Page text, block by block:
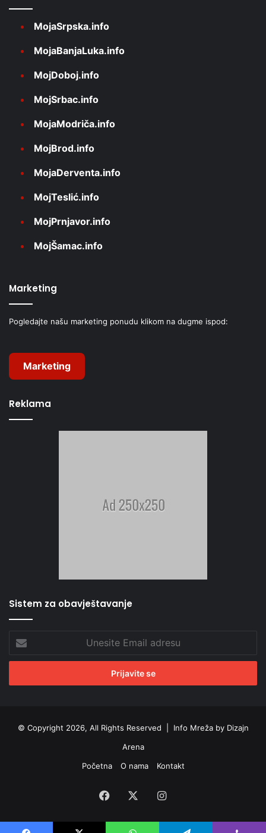
MojaSrpska.info
MojaBanjaLuka.info
MojDoboj.info
MojSrbac.info
MojaModriča.info
MojBrod.info
MojaDerventa.info
MojTeslić.info
MojPrnjavor.info
MojŠamac.info
Marketing
Pogledajte našu marketing ponudu klikom na dugme ispod:
Marketing
Reklama
Sistem za obavještavanje
Email
adresu
© Copyright 2026, All Rights Reserved | Info Mreža by Dizajn
Arena
Početna
O nama Kontakt
Facebook Instagram